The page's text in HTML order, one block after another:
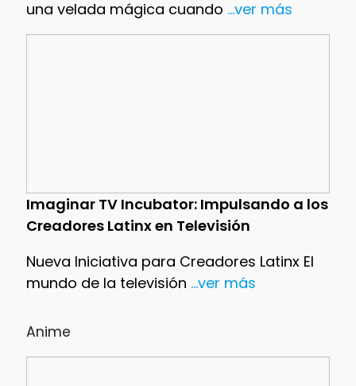
una velada mágica cuando ...ver más
Imaginar TV Incubator: Impulsando a los
Creadores Latinx en Televisión
Nueva Iniciativa para Creadores Latinx El
mundo de la televisión ...ver más
Anime